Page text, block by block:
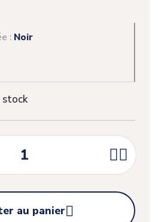
: Noir
stock


au panier